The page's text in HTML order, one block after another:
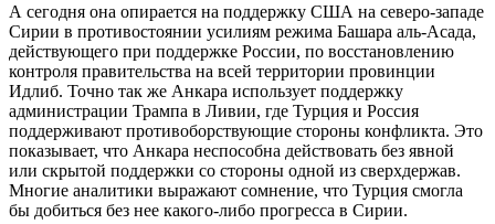
А сегодня она опирается на поддержку США на северо-западе
Сирии в противостоянии усилиям режима Башара аль-Асада,
действующего при поддержке России, по восстановлению
контроля правительства на всей территории провинции
Идлиб. Точно так же Анкара использует поддержку
администрации Трампа в Ливии, где Турция и Россия
поддерживают противоборствующие стороны конфликта. Это
показывает, что Анкара неспособна действовать без явной
или скрытой поддержки со стороны одной из сверхдержав.
Многие аналитики выражают сомнение, что Турция смогла
бы добиться без нее какого-либо прогресса в Сирии.